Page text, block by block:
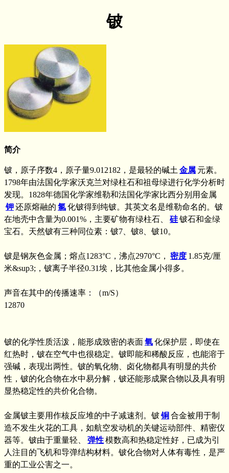
铍
简介
铍，原子序数4，原子量9.012182，是最轻的碱土 金属 元素。
1798年由法国化学家沃克兰对绿柱石和祖母绿进行化学分析时
发现。1828年德国化学家维勒和法国化学家比西分别用金属
钾还原熔融的 氯化铍得到纯铍。其英文名是维勒命名的。铍
在地壳中含量为0.001%，主要矿物有绿柱石、
硅铍石和金绿
宝石。天然铍有三种同位素：铍7、铍8、铍10。
铍是钢灰色金属；熔点1283°C，沸点2970°C， 密度 1.85克/厘
米&sup3;，铍离子半径0.31埃，比其他金属小得多。
声音在其中的传播速率：（m/S）
12870
铍的化学性质活泼，能形成致密的表面氧化保护层，即使在
红热时，铍在空气中也很稳定。铍即能和稀酸反应，也能溶于
强碱，表现出两性。铍的氧化物、卤化物都具有明显的共价
性，铍的化合物在水中易分解，铍还能形成聚合物以及具有明
显热稳定性的共价化合物。
金属铍主要用作核反应堆的中子减速剂。铍铜 合金被用于制
造不发生火花的工具，如航空发动机的关键运动部件、精密仪
器等。铍由于重量轻、
弹性模数高和热稳定性好，已成为引
人注目的飞机和导弹结构材料。铍化合物对人体有毒性，是严
重的工业公害之一。